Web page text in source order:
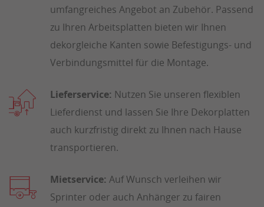
umfangreiches Angebot an Zubehör. Passend
zu Ihren Arbeitsplatten bieten wir Ihnen
dekorgleiche Kanten sowie Befestigungs- und
Verbindungsmittel für die Montage.
Lieferservice: Nutzen Sie unseren flexiblen
Lieferdienst und lassen Sie Ihre Dekorplatten
auch kurzfristig direkt zu Ihnen nach Hause
transportieren.
Mietservice: Auf Wunsch verleihen wir
Sprinter oder auch Anhänger zu fairen